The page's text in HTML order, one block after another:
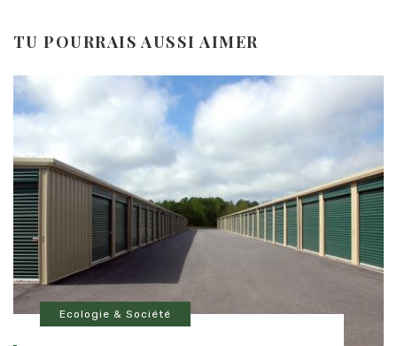
TU POURRAIS AUSSI AIMER
Ecologie & Société